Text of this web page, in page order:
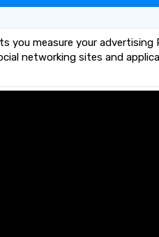
you measure your advertising
networking sites and